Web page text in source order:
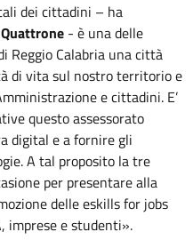
dei cittadini – ha
- è una delle
Reggio Calabria una città
di vita sul nostro territorio e
e cittadini. E’
questo assessorato
digital e a fornire gli
A tal proposito la tre
per presentare alla
delle eskills for jobs
imprese e studenti».